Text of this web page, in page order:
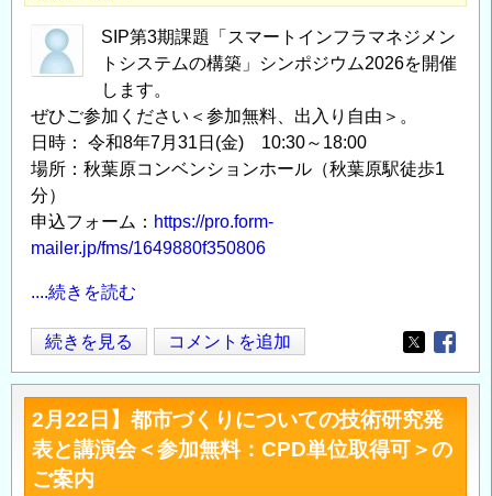
SIP第3期課題「スマートインフラマネジメン
トシステムの構築」シンポジウム2026を開催
します。
ぜひご参加ください＜参加無料、出入り自由＞。
日時： 令和8年7月31日(金) 10:30～18:00
場所：秋葉原コンベンションホール（秋葉原駅徒歩1
分）
申込フォーム： https://pro.form-
mailer.jp/fms/1649880f350806
....続きを読む
SIP
第
3
期
課
題
続きを見る コメントを追加
Opens in
2月22日】都市づくりについての技術研究発
表と講演会＜参加無料：CPD単位取得可＞の
ご案内